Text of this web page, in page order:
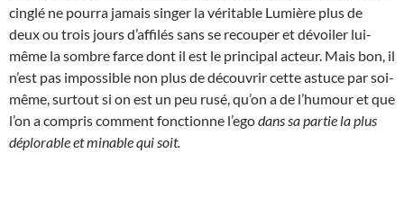
cinglé ne pourra jamais singer la véritable Lumière plus de
deux ou trois jours d’affilés sans se recouper et dévoiler lui-
même la sombre farce dont il est le principal acteur. Mais bon, il
n’est pas impossible non plus de découvrir cette astuce par soi-
même, surtout si on est un peu rusé, qu’on a de l’humour et que
l’on a compris comment fonctionne l’egodans sa partie la plus
déplorable et minable qui soit.